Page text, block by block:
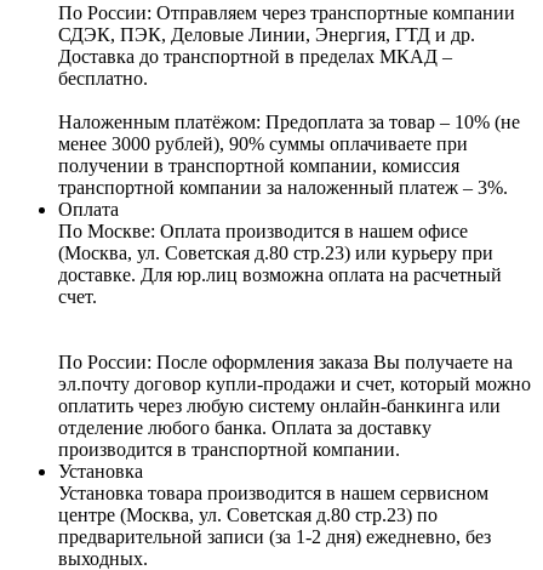
По России: Отправляем через транспортные компании
СДЭК, ПЭК, Деловые Линии, Энергия, ГТД и др.
Доставка до транспортной в пределах МКАД –
бесплатно.
Наложенным платёжом: Предоплата за товар – 10% (не
менее 3000 рублей), 90% суммы оплачиваете при
получении в транспортной компании, комиссия
транспортной компании за наложенный платеж – 3%.
Оплата
По Москве: Оплата производится в нашем офисе
(Москва, ул. Советская д.80 стр.23) или курьеру при
доставке. Для юр.лиц возможна оплата на расчетный
счет.
По России: После оформления заказа Вы получаете на
эл.почту договор купли-продажи и счет, который можно
оплатить через любую систему онлайн-банкинга или
отделение любого банка. Оплата за доставку
производится в транспортной компании.
Установка
Установка товара производится в нашем сервисном
центре (Москва, ул. Советская д.80 стр.23) по
предварительной записи (за 1-2 дня) ежедневно, без
выходных.